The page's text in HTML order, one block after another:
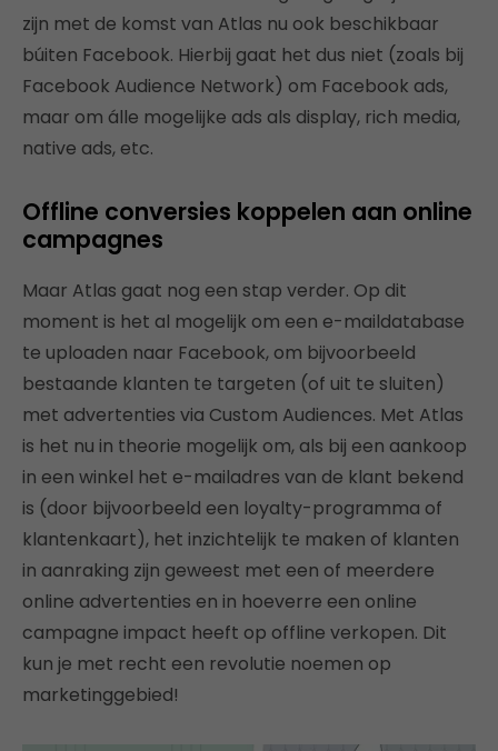
zijn met de komst van Atlas nu ook beschikbaar
búiten Facebook. Hierbij gaat het dus niet (zoals bij
Facebook Audience Network) om Facebook ads,
maar om álle mogelijke ads als display, rich media,
native ads, etc.
Offline conversies koppelen aan online
campagnes
Maar Atlas gaat nog een stap verder. Op dit
moment is het al mogelijk om een e-maildatabase
te uploaden naar Facebook, om bijvoorbeeld
bestaande klanten te targeten (of uit te sluiten)
met advertenties via Custom Audiences. Met Atlas
is het nu in theorie mogelijk om, als bij een aankoop
in een winkel het e-mailadres van de klant bekend
is (door bijvoorbeeld een loyalty-programma of
klantenkaart), het inzichtelijk te maken of klanten
in aanraking zijn geweest met een of meerdere
online advertenties en in hoeverre een online
campagne impact heeft op offline verkopen. Dit
kun je met recht een revolutie noemen op
marketinggebied!